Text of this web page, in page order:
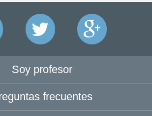
Soy profesor
frecuentes